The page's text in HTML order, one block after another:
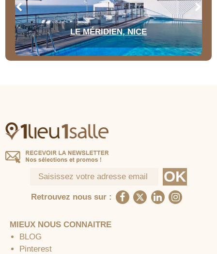
LE MÉRIDIEN, NICE
Retrouvez nous sur :
MIEUX NOUS CONNAITRE
BLOG
Pinterest